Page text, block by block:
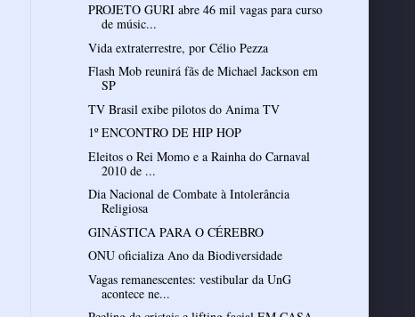
PROJETO GURI abre 46 mil vagas para curso
de músic...
Vida extraterrestre, por Célio Pezza
Flash Mob reunirá fãs de Michael Jackson em
SP
TV Brasil exibe pilotos do Anima TV
1º ENCONTRO DE HIP HOP
Eleitos o Rei Momo e a Rainha do Carnaval
2010 de ...
Dia Nacional de Combate à Intolerância
Religiosa
GINÁSTICA PARA O CÉREBRO
ONU oficializa Ano da Biodiversidade
Vagas remanescentes: vestibular da UnG
acontece ne...